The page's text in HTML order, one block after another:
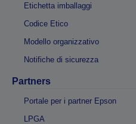
Etichetta imballaggi
Codice Etico
Modello organizzativo
Notifiche di sicurezza
Partners
Portale per i partner Epson
LPGA